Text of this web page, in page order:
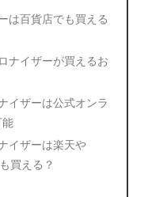
は百貨店でも買える
ナイザーが買えるお
イザーは公式オンラ
能
イザーは楽天や
買える？